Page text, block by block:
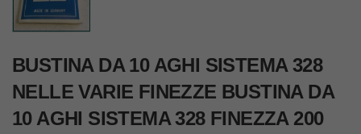
BUSTINA DA 10 AGHI SISTEMA 328
NELLE VARIE FINEZZE BUSTINA DA
10 AGHI SISTEMA 328 FINEZZA 200